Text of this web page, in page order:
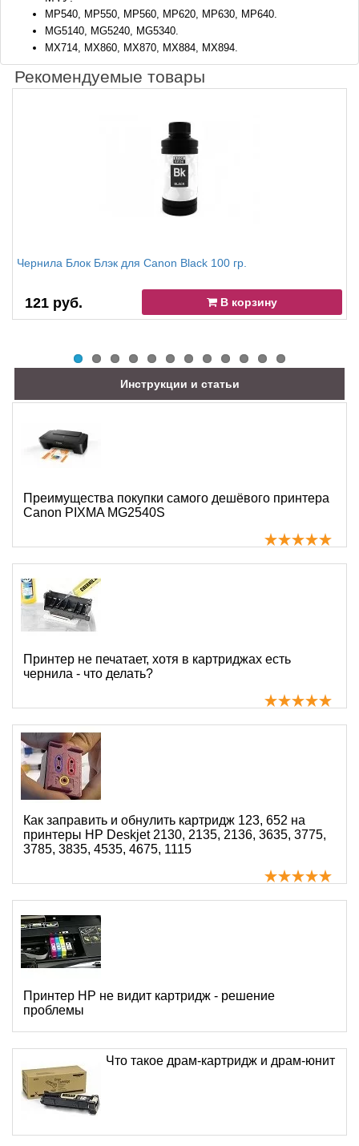
MP540, MP550, MP560, MP620, MP630, MP640.
MG5140, MG5240, MG5340.
MX714, MX860, MX870, MX884, MX894.
Рекомендуемые товары
Чернила Блок Блэк для Canon Black 100 гр.
121 руб. В корзину
Инструкции и статьи
Преимущества покупки самого дешёвого принтера
Canon PIXMA MG2540S
Принтер не печатает, хотя в картриджах есть
чернила - что делать?
Как заправить и обнулить картридж 123, 652 на
принтеры HP Deskjet 2130, 2135, 2136, 3635, 3775,
3785, 3835, 4535, 4675, 1115
Принтер HP не видит картридж - решение
проблемы
Что такое драм-картридж и драм-юнит